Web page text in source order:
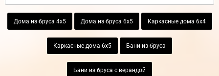
Дома из бруса 4х5 Дома из бруса 6х5 Каркасные дома 6х4
Каркасные дома 6х5 Бани из бруса
Бани из бруса с верандой